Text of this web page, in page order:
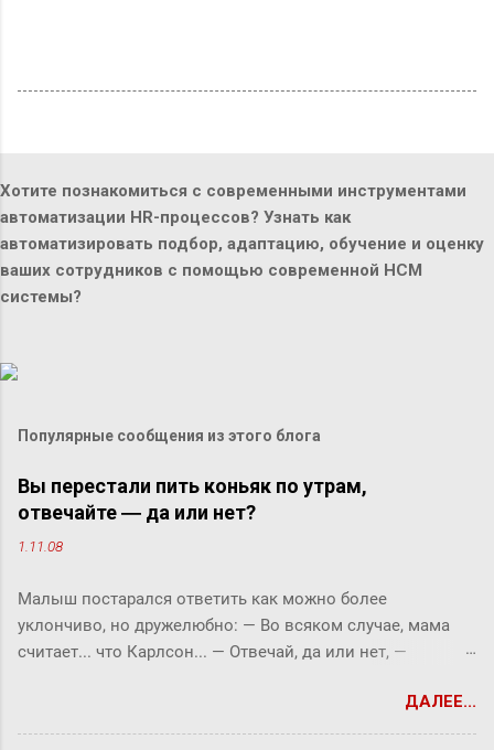
Хотите познакомиться с современными инструментами
автоматизации HR-процессов? Узнать как
автоматизировать подбор, адаптацию, обучение и оценку
ваших сотрудников с помощью современной HCM
системы?
Популярные сообщения из этого блога
Вы перестали пить коньяк по утрам,
отвечайте ― да или нет?
1.11.08
Малыш постарался ответить как можно более
уклончиво, но дружелюбно: ― Во всяком случае, мама
считает... что Карлсон... ― Отвечай, да или нет, ―
Карлсон должен у нас обедать? ― Во всяком случае, она
хотела... ― снова попытался уйти от прямого ответа
ДАЛЕЕ...